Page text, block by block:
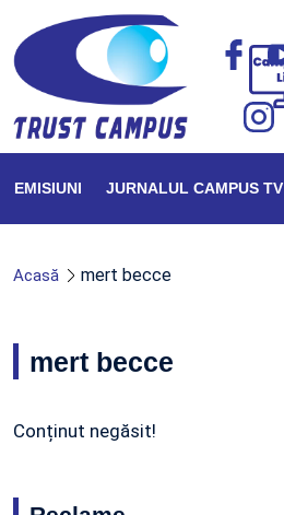
EMISIUNI JURNALUL CAMPUS TV
Acasă mert becce
mert becce
Conținut negăsit!